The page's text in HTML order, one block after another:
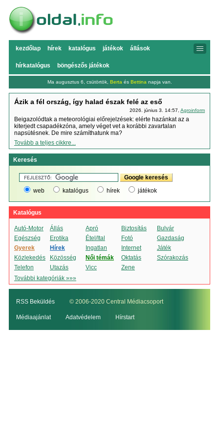
kezdőlap hírek katalógus játékok állások
hírkatalógus böngészős játékok
Ma augusztus 6, csütörtök, Berta és Bettina napja van.
Ázik a fél ország, így halad észak felé az eső
2026. június 3. 14:57,Agroinform
Beigazolódtak a meteorológiai előrejelzések: elérte hazánkat az a
kiterjedt csapadékzóna, amely véget vet a korábbi zavartalan
napsütésnek. De mire számíthatunk ma?
Tovább a teljes cikkre...
Keresés
web katalógus hírek játékok
Katalógus
Autó-Motor Állás Apró Biztosítás
Bulvár
Egészség
Erotika Étel/Ital Fotó
Gazdaság
Gyerek
Hírek Ingatlan Internet
Játék
Közlekedés
Közösség Női témák Oktatás
Szórakozás
Telefon
Utazás Vicc
Zene
További kategóriák »»»
RSS Beküldés © 2006-2020 Central Médiacsoport
Médiaajánlat Adatvédelem Hírstart